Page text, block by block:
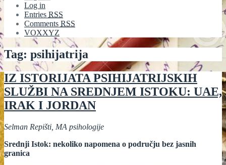
Log in
Entries RSS
Comments RSS
VOXXYZ
Tag: psihijatrija
IZ ISTORIJATA PSIHIJATRIJSKIH
SLUŽBI NA SREDNJEM ISTOKU: UAE,
IRAK I JORDAN
Selman Repišti, MA psihologije
Srednji Istok: nekoliko napomena o području bez jasnih
granica